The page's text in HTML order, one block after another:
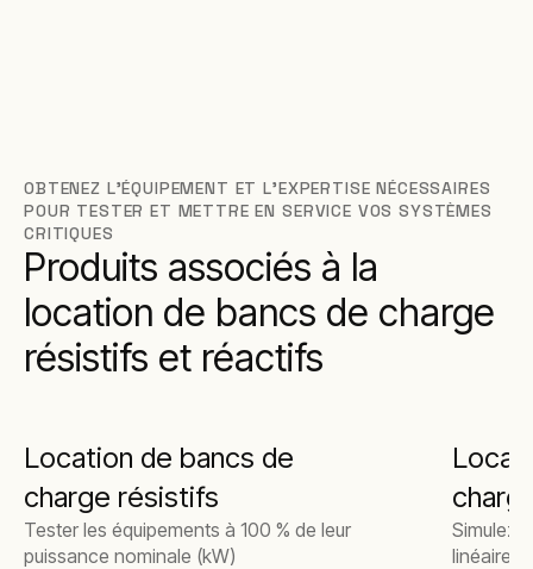
OBTENEZ L’ÉQUIPEMENT ET L’EXPERTISE NÉCESSAIRES
POUR TESTER ET METTRE EN SERVICE VOS SYSTÈMES
CRITIQUES
Produits associés à la
location de bancs de charge
résistifs et réactifs
Location de bancs de
charge résistifs
Tester les équipements à 100 % de leur
puissance nominale (kW)
Simulez
linéaires